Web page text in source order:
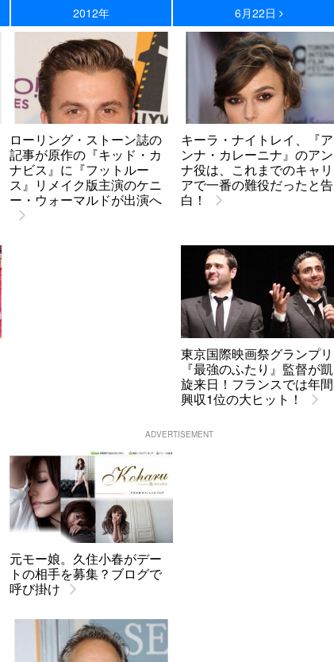
2012年 6月22日
ローリング・ストーン誌の
記事が原作の『キッド・カ
ナビス』に『フットルー
ス』リメイク版主演のケニ
ー・ウォーマルドが出演へ
キーラ・ナイトレイ、『ア
ンナ・カレーニナ』のアン
ナ役は、これまでのキャリ
アで一番の難役だったと告
白！
東京国際映画祭グランプリ
『最強のふたり』監督が凱
旋来日！フランスでは年間
興収1位の大ヒット！
ADVERTISEMENT
元モー娘。久住小春がデー
トの相手を募集？ブログで
呼び掛け